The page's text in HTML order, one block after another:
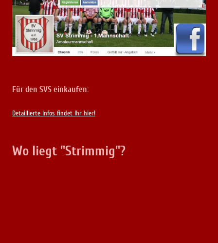
Für den SVS einkaufen:
Detaillierte Infos findet Ihr hier!
Wo liegt "Strimmig"?